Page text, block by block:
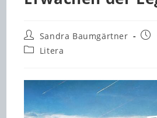
Beitrags-
Autor:
Sandra Baumgärtner
Beitrags-
Litera